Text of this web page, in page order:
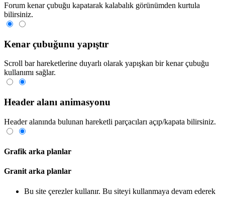
Forum kenar çubuğu kapatarak kalabalık görünümden kurtula
bilirsiniz.
Kenar çubuğunu yapıştır
Scroll bar hareketlerine duyarlı olarak yapışkan bir kenar çubuğu
kullanımı sağlar.
Header alanı animasyonu
Header alanında bulunan hareketli parçacıları açıp/kapata bilirsiniz.
Grafik arka planlar
Granit arka planlar
Bu site çerezler kullanır. Bu siteyi kullanmaya devam ederek